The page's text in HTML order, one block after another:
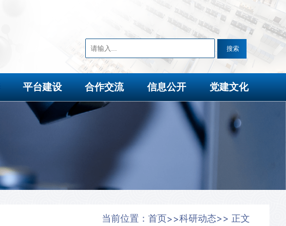
平台建设 合作交流 信息公开 党建文化
当前位置：首页>>科研动态>> 正文